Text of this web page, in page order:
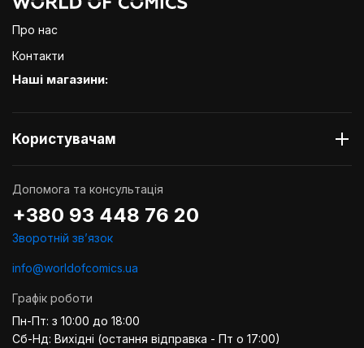
Про нас
Контакти
Наші магазини:
Користувачам
Допомога та консультація
+380 93 448 76 20
Зворотній звʼязок
info@worldofcomics.ua
Графік роботи
Пн-Пт: з 10:00 до 18:00
Сб-Нд: Вихідні (остання відправка - Пт о 17:00)